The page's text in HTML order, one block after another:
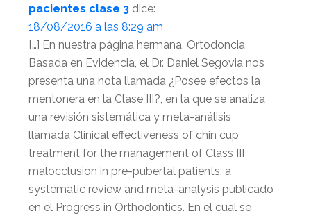
pacientes clase 3 dice:
18/08/2016 a las 8:29 am
[…] En nuestra página hermana, Ortodoncia
Basada en Evidencia, el Dr. Daniel Segovia nos
presenta una nota llamada ¿Posee efectos la
mentonera en la Clase III?, en la que se analiza
una revisión sistemática y meta-análisis
llamada Clinical effectiveness of chin cup
treatment for the management of Class III
malocclusion in pre-pubertal patients: a
systematic review and meta-analysis publicado
en el Progress in Orthodontics. En el cual se